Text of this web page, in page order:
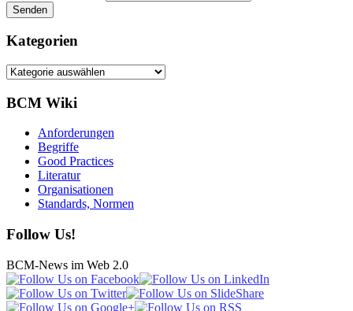
Kategorien
Kategorien
BCM Wiki
Anforderungen
Begriffe
Good Practices
Literatur
Organisationen
Standards, Normen
Follow Us!
BCM-News im Web 2.0